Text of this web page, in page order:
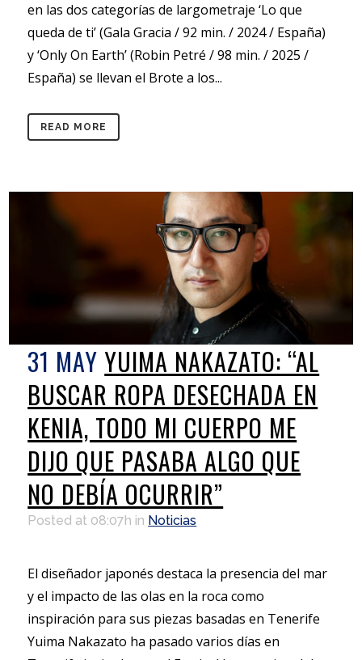
en las dos categorías de largometraje ‘Lo que
queda de ti’ (Gala Gracia / 92 min. / 2024 / España)
y ‘Only On Earth’ (Robin Petré / 98 min. / 2025 /
España) se llevan el Brote a los...
READ MORE
31 MAY YUIMA NAKAZATO: “AL
BUSCAR ROPA DESECHADA EN
KENIA, TODO MI CUERPO ME
DIJO QUE PASABA ALGO QUE
NO DEBÍA OCURRIR”
Posted at 08:07h in Noticias
El diseñador japonés destaca la presencia del mar
y el impacto de las olas en la roca como
inspiración para sus piezas basadas en Tenerife
Yuima Nakazato ha pasado varios días en